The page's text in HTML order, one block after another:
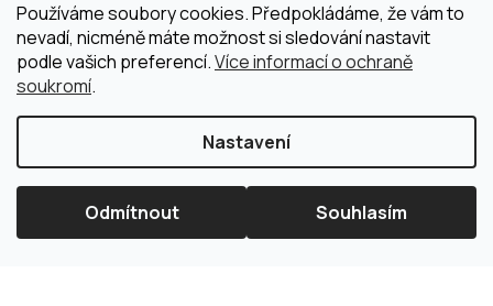
Používáme soubory cookies. Předpokládáme, že vám to
nevadí, nicméně máte možnost si sledování nastavit
podle vašich preferencí.Více informací o ochraně
soukromí.
Nastavení
Odmítnout Souhlasím